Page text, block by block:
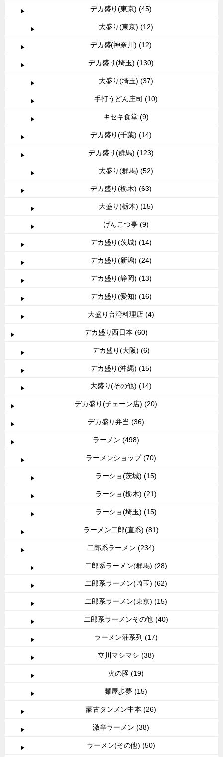
デカ盛り(東京) (45)
大盛り(東京) (12)
デカ盛(神奈川) (12)
デカ盛り(埼玉) (130)
大盛り(埼玉) (37)
手打うどん庄司 (10)
キセキ食堂 (9)
デカ盛り(千葉) (14)
デカ盛り(群馬) (123)
大盛り(群馬) (52)
デカ盛り(栃木) (63)
大盛り(栃木) (15)
げんこつ亭 (9)
デカ盛り(茨城) (14)
デカ盛り(新潟) (24)
デカ盛り(静岡) (13)
デカ盛り(愛知) (16)
大盛り台湾料理店 (4)
デカ盛り西日本 (60)
デカ盛り(大阪) (6)
デカ盛り(沖縄) (15)
大盛り(その他) (14)
デカ盛り(チェーン店) (20)
デカ盛り弁当 (36)
ラーメン (498)
ラーメンショップ (70)
ラーショ(茨城) (15)
ラーショ(栃木) (21)
ラーショ(埼玉) (15)
ラーメン二郎(直系) (81)
二郎系ラーメン (234)
二郎系ラーメン(群馬) (28)
二郎系ラーメン(埼玉) (62)
二郎系ラーメン(東京) (15)
二郎系ラーメンその他 (40)
ラーメン荘系列 (17)
立川マシマシ (38)
火の豚 (19)
麺屋歩夢 (15)
蒙古タンメン中本 (26)
激辛ラーメン (38)
ラーメン(その他) (50)